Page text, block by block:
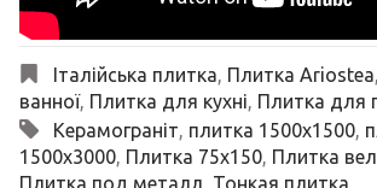
Італійська плитка, Плитка Ariostea,
ванної, Плитка для кухні, Плитка для
Керамограніт, плитка 1500x1500,
1500x3000, Плитка 75х150, Плитка
Плитка под металл, Тонкая плитка